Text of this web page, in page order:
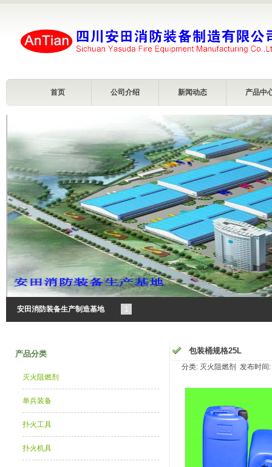
首页 公司介绍 新闻动态 产品中
安田消防装备生产制造基地 1
产品分类
灭火阻燃剂
单兵装备
扑火工具
扑火机具
包装桶规格25L
分类: 灭火阻燃剂 发布时